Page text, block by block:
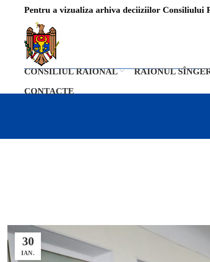
Pentru a vizualiza arhiva deciiziilor Consiliului
CONSILIUL RAIONAL RAIONUL
CONTACTE
30
IAN.